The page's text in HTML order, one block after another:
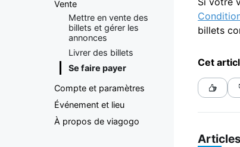
de vente de
billets
Vente
Mettre en vente des
billets et gérer les
annonces
Livrer des billets
Se faire payer
Compte et paramètres
Événement et lieu
À propos de viagogo
billets
Cet